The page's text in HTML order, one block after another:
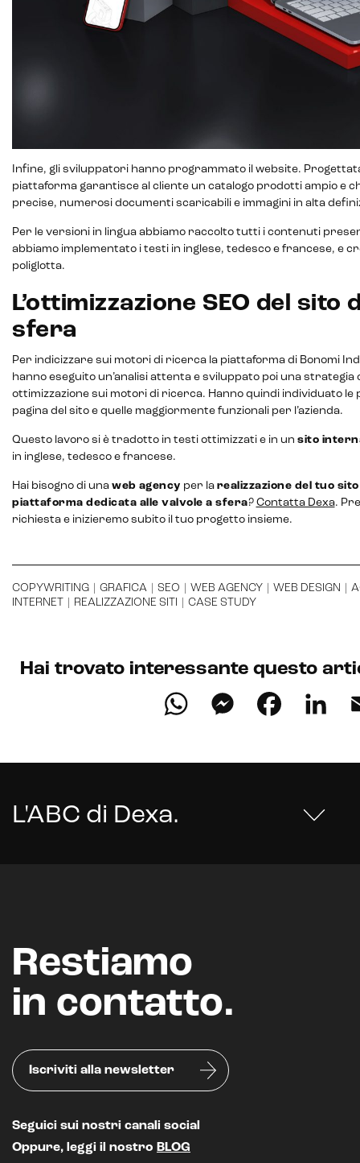
Customer segmentation
Intelligenza Artificiale e AR VR -
Metaverso
Blockchain
Intelligenza artificiale
Chatbot e assistenti virtuali
Infine, gli sviluppatori hanno programmato il website.
piattaforma garantisce al cliente un catalogo prodotti ampio e
precise, numerosi documenti scaricabili e immagini in alta
Per le versioni in lingua abbiamo raccolto tutti i contenuti
abbiamo implementato i testi in inglese, tedesco e francese, e
poliglotta.
L’ottimizzazione SEO del sito
sfera
Per indicizzare sui motori di ricerca la piattaforma di Bonomi
hanno eseguito un’analisi attenta e sviluppato poi una
ottimizzazione sui motori di ricerca. Hanno quindi individuato le
pagina del sito e quelle maggiormente funzionali per l’azienda.
Questo lavoro si è tradotto in testi ottimizzati e in un sito
in inglese, tedesco e francese.
Hai bisogno di una web agency per la realizzazione del tuo
piattaforma dedicata alle valvole a sfera? Contatta Dexa.
richiesta e inizieremo subito il tuo progetto insieme.
COPYWRITING GRAFICA SEO WEB AGENCY WEB DESIGN
INTERNET
REALIZZAZIONE SITI CASE STUDY
Hai trovato interessante questo
WhatsApp
L'ABC di Dexa.
Restiamo
in contatto.
Iscriviti alla newsletter
Seguici sui nostri canali social
Oppure, leggi il nostro BLOG